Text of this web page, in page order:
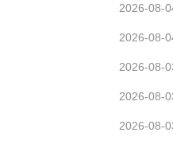
2026-08-
2026-08-
2026-08-
2026-08-
2026-08-